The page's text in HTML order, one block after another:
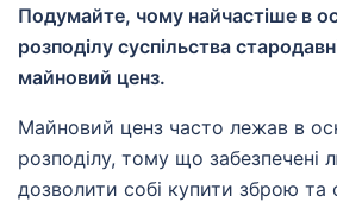
Подумайте, чому найчастіше в
розподілу суспільства
майновий ценз.
Майновий ценз часто лежав в
розподілу, тому що забезпечені
дозволити собі купити зброю та